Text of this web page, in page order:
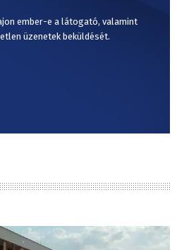
ember-e a látogató, valamint
üzenetek beküldését.